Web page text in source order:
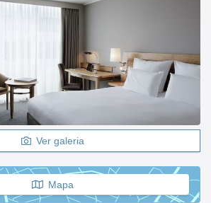
Ver galeria
Mapa